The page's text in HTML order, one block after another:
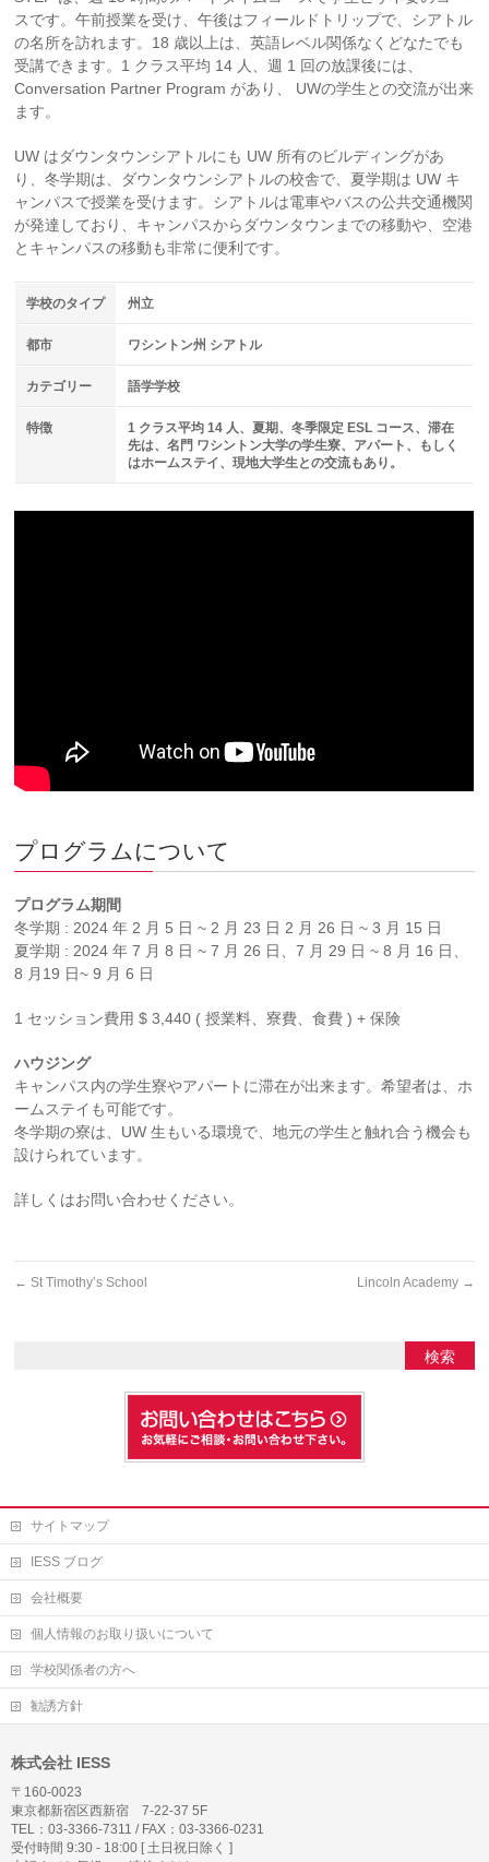
スです。午前授業を受け、午後はフィールドトリップで、シアトル
の名所を訪れます。18 歳以上は、英語レベル関係なくどなたでも
受講できます。1 クラス平均 14 人、週 1 回の放課後には、
Conversation Partner Program があり、 UWの学生との交流が出来
ます。
UW はダウンタウンシアトルにも UW 所有のビルディングがあ
り、冬学期は、ダウンタウンシアトルの校舎で、夏学期は UW キ
ャンパスで授業を受けます。シアトルは電車やバスの公共交通機関
が発達しており、キャンパスからダウンタウンまでの移動や、空港
とキャンパスの移動も非常に便利です。
学校のタイプ 州立
都市 ワシントン州 シアトル
カテゴリー 語学学校
特徴
1 クラス平均 14 人、夏期、冬季限定 ESL コース、滞在
先は、名門 ワシントン大学の学生寮、アパート、もしく
はホームステイ、現地大学生との交流もあり。
プログラムについて
プログラム期間
冬学期 : 2024 年 2 月 5 日 ~ 2 月 23 日 2 月 26 日 ~ 3 月 15 日
夏学期 : 2024 年 7 月 8 日 ~ 7 月 26 日、7 月 29 日 ~ 8 月 16 日、
8 月19 日~ 9 月 6 日
1 セッション費用 $ 3,440 ( 授業料、寮費、食費 ) + 保険
ハウジング
キャンパス内の学生寮やアパートに滞在が出来ます。希望者は、ホ
ームステイも可能です。
冬学期の寮は、UW 生もいる環境で、地元の学生と触れ合う機会も
設けられています。
詳しくはお問い合わせください。
← St Timothy’s School Lincoln Academy →
サイトマップ
IESS ブログ
会社概要
個人情報のお取り扱いについて
学校関係者の方へ
勧誘方針
株式会社 IESS
〒160-0023
東京都新宿区西新宿 7-22-37 5F
TEL：03-3366-7311 / FAX：03-3366-0231
受付時間 9:30 - 18:00 [ 土日祝日除く ]